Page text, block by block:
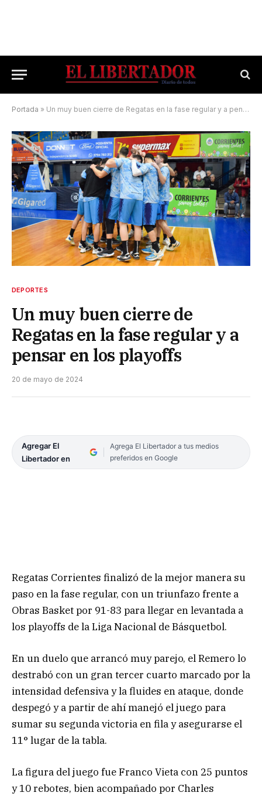
Portada » Un muy buen cierre de Regatas en la fase regular y a pensar en los playoffs
DEPORTES
Un muy buen cierre de
Regatas en la fase regular y a
pensar en los playoffs
20 de mayo de 2024
Agregar El
Libertador en
Agrega El Libertador a tus medios
preferidos en Google
Regatas Corrientes finalizó de la mejor manera su
paso en la fase regular, con un triunfazo frente a
Obras Basket por 91-83 para llegar en levantada a
los playoffs de la Liga Nacional de Básquetbol.
En un duelo que arrancó muy parejo, el Remero lo
destrabó con un gran tercer cuarto marcado por la
intensidad defensiva y la fluides en ataque, donde
despegó y a partir de ahí manejó el juego para
sumar su segunda victoria en fila y asegurarse el
11° lugar de la tabla.
La figura del juego fue Franco Vieta con 25 puntos
y 10 rebotes, bien acompañado por Charles